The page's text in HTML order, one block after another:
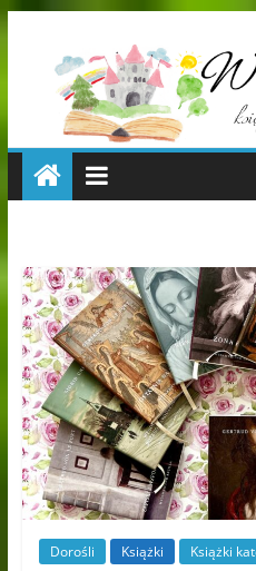
Dorośli Książki Książki